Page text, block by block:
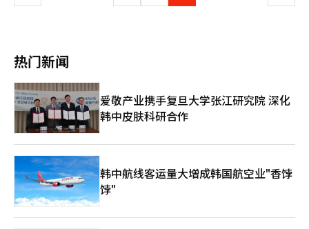
K-POP歌手首次冲击主要奖项的热门人选。 此外，两组顶流明年
都将开启大型世界巡演。BTS预计将在大型体育场举行演出，
BLACKPINK则将延续今年在高阳开启的“DEADLINE”世界巡
演。 迎来出道20周年的BIGBANG也将重启团队活动。组合已确定
参加明年4月在美国加州举行的科切拉音乐节。成员G-Dragon在
演唱会上透露：“既然满20岁了，那就该举办成年礼了。目前我们
还算未成年，等到20岁时，计划来一场非常性感的成年礼。”这番
话引发粉丝热议，外界纷纷猜测BIGBANG是否将以完整体形式回
归，并以全新作品或演唱会庆祝出道20周年。 业界普遍认为，三
大顶流团队的回归将带动K-POP市场走出停滞、重新进入增长轨
道。韩国音乐内容协会秘书长崔光浩（音）表示：“在《K-POP：
猎魔女团》为K-POP市场注入新活力的背景下，明年将成为是市场
新一轮增长的关键一年。”此外，业内人士对中国“限韩令”进一
热门新闻
爱敬产业携手复旦大学张江研究院 深化
韩中皮肤科研合作
韩中航线客运量大增成韩国航空业"香饽
饽"